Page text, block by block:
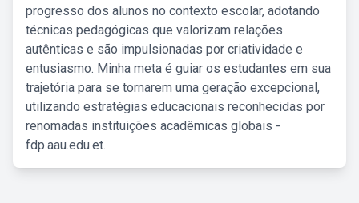
progresso dos alunos no contexto escolar, adotando
técnicas pedagógicas que valorizam relações
autênticas e são impulsionadas por criatividade e
entusiasmo. Minha meta é guiar os estudantes em sua
trajetória para se tornarem uma geração excepcional,
utilizando estratégias educacionais reconhecidas por
renomadas instituições acadêmicas globais -
fdp.aau.edu.et.